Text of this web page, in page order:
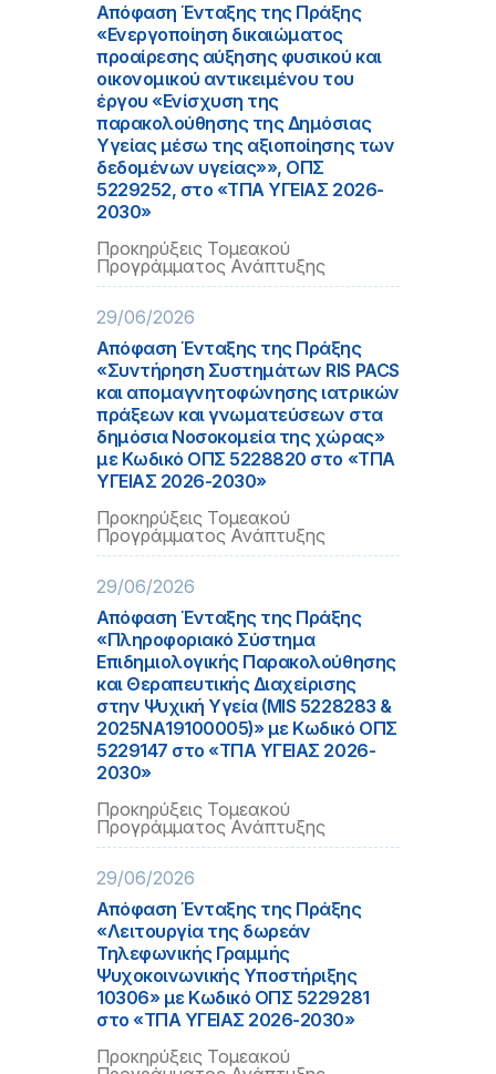
Απόφαση Ένταξης της Πράξης
«Ενεργοποίηση δικαιώματος
προαίρεσης αύξησης φυσικού και
οικονομικού αντικειμένου του
έργου «Ενίσχυση της
παρακολούθησης της Δημόσιας
Υγείας μέσω της αξιοποίησης των
δεδομένων υγείας»», ΟΠΣ
5229252, στο «ΤΠΑ ΥΓΕΙΑΣ 2026-
2030»
Προκηρύξεις Τομεακού
Προγράμματος Ανάπτυξης
29/06/2026
Απόφαση Ένταξης της Πράξης
«Συντήρηση Συστημάτων RIS PACS
και απομαγνητοφώνησης ιατρικών
πράξεων και γνωματεύσεων στα
δημόσια Νοσοκομεία της χώρας»
με Κωδικό ΟΠΣ 5228820 στο «ΤΠΑ
ΥΓΕΙΑΣ 2026-2030»
Προκηρύξεις Τομεακού
Προγράμματος Ανάπτυξης
29/06/2026
Απόφαση Ένταξης της Πράξης
«Πληροφοριακό Σύστημα
Επιδημιολογικής Παρακολούθησης
και Θεραπευτικής Διαχείρισης
στην Ψυχική Υγεία (MIS 5228283 &
2025ΝΑ19100005)» με Κωδικό ΟΠΣ
5229147 στο «ΤΠΑ ΥΓΕΙΑΣ 2026-
2030»
Προκηρύξεις Τομεακού
Προγράμματος Ανάπτυξης
29/06/2026
Απόφαση Ένταξης της Πράξης
«Λειτουργία της δωρεάν
Τηλεφωνικής Γραμμής
Ψυχοκοινωνικής Υποστήριξης
10306» με Κωδικό ΟΠΣ 5229281
στο «ΤΠΑ ΥΓΕΙΑΣ 2026-2030»
Προκηρύξεις Τομεακού